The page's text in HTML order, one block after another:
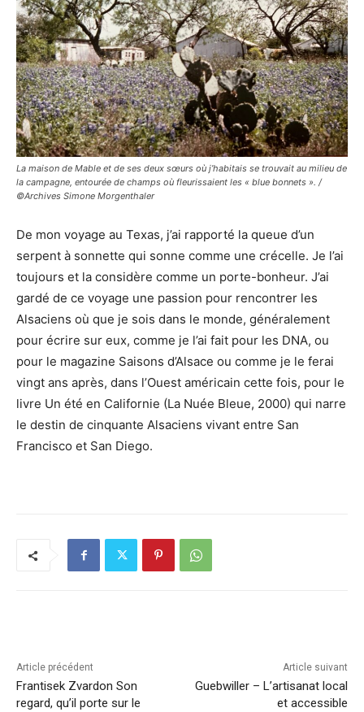
La maison de Mable et de ses deux sœurs où j’habitais se trouvait au milieu de
la campagne, entourée de champs où fleurissaient les « blue bonnets ». /
©Archives Simone Morgenthaler
De mon voyage au Texas, j’ai rapporté la queue d’un
serpent à sonnette qui sonne comme une crécelle. Je l’ai
toujours et la considère comme un porte-bonheur. J’ai
gardé de ce voyage une passion pour rencontrer les
Alsaciens où que je sois dans le monde, généralement
pour écrire sur eux, comme je l’ai fait pour les DNA, ou
pour le magazine Saisons d’Alsace ou comme je le ferai
vingt ans après, dans l’Ouest américain cette fois, pour le
livre Un été en Californie (La Nuée Bleue, 2000) qui narre
le destin de cinquante Alsaciens vivant entre San
Francisco et San Diego.
Article précédent
Frantisek Zvardon Son
regard, qu’il porte sur le
Article suivant
Guebwiller – L’artisanat local
et accessible